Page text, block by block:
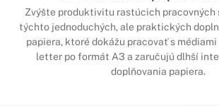
Zvýšte produktivitu rastúcich pracovných
týchto jednoduchých, ale praktických
papiera, ktoré dokážu pracovať s
letter po formát A3 a zaručujú dlhší
doplňovania papiera.